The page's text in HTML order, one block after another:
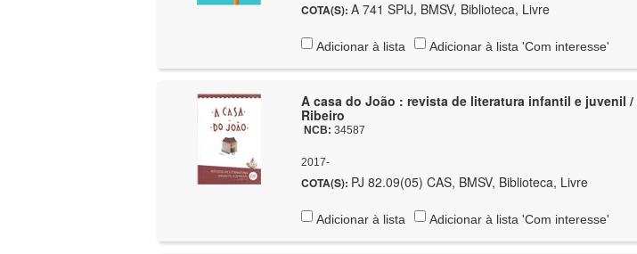
COTA(S):A 741 SPIJ, BMSV, Biblioteca, Livre
Adicionar à lista Adicionar à lista 'Com interesse'
A casa do João : revista de literatura infantil e juvenil /
Ribeiro
NCB:34587
2017-
COTA(S): PJ 82.09(05) CAS, BMSV, Biblioteca, Livre
Adicionar à lista Adicionar à lista 'Com interesse'